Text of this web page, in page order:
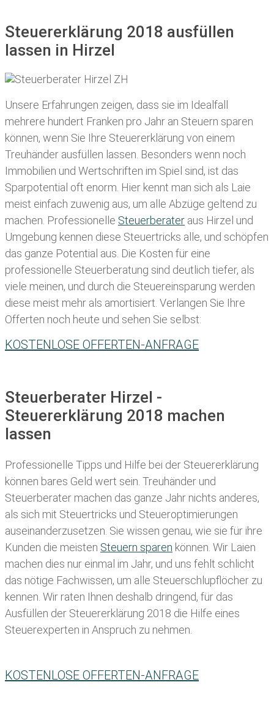
Steuererklärung 2018 ausfüllen
lassen in Hirzel
Unsere Erfahrungen zeigen, dass sie im Idealfall
mehrere hundert Franken pro Jahr an Steuern sparen
können, wenn Sie Ihre Steuererklärung von einem
Treuhänder ausfüllen lassen . Besonders wenn noch
Immobilien und Wertschriften im Spiel sind, ist das
Sparpotential oft enorm. Hier kennt man sich als Laie
meist einfach zuwenig aus, um alle Abzüge geltend zu
machen. Professionelle Steuerberater aus Hirzel und
Umgebung kennen diese Steuertricks alle, und schöpfen
das ganze Potential aus. Die Kosten für eine
professionelle Steuerberatung sind deutlich tiefer, als
viele meinen, und durch die Steuereinsparung werden
diese meist mehr als amortisiert. Verlangen Sie Ihre
Offerten noch heute und sehen Sie selbst:
KOSTENLOSE OFFERTEN-ANFRAGE
Steuerberater Hirzel -
Steuererklärung 2018 machen
lassen
Professionelle Tipps und Hilfe bei der Steuererklärung
können bares Geld wert sein. Treuhänder und
Steuerberater machen das ganze Jahr nichts anderes,
als sich mit Steuertricks und Steueroptimierungen
auseinanderzusetzen. Sie wissen genau, wie sie für ihre
Kunden die meisten Steuern sparen können. Wir Laien
machen dies nur einmal im Jahr, und uns fehlt schlicht
das nötige Fachwissen, um alle Steuerschlupflöcher zu
kennen. Wir raten Ihnen deshalb dringend, für das
Ausfüllen der Steuererklärung 2018 die Hilfe eines
Steuerexperten in Anspruch zu nehmen.
KOSTENLOSE OFFERTEN-ANFRAGE